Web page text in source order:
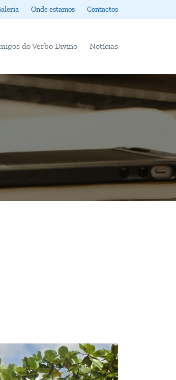
Onde estamos Contactos
do Verbo Divino Notícias